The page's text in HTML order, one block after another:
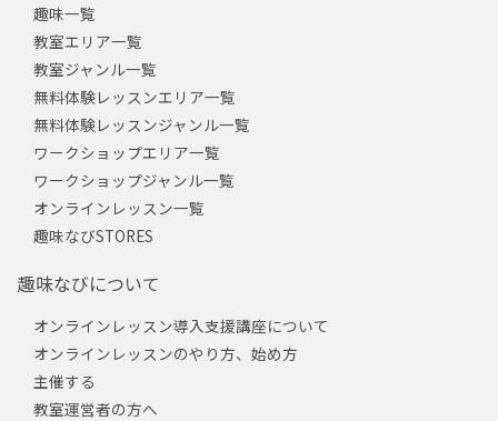
趣味一覧
教室エリア一覧
教室ジャンル一覧
無料体験レッスンエリア一覧
無料体験レッスンジャンル一覧
ワークショップエリア一覧
ワークショップジャンル一覧
オンラインレッスン一覧
趣味なびSTORES
趣味なびについて
オンラインレッスン導入支援講座について
オンラインレッスンのやり方、始め方
主催する
教室運営者の方へ